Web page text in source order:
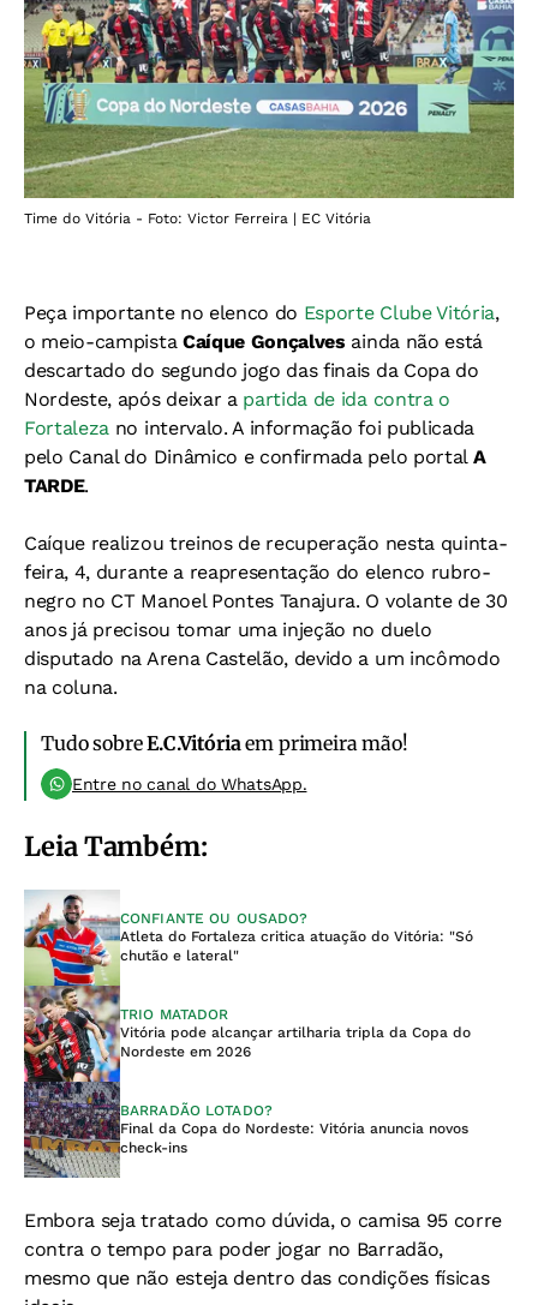
Time do Vitória - Foto: Victor Ferreira | EC Vitória
Peça importante no elenco do Esporte Clube Vitória,
o meio-campista Caíque Gonçalves ainda não está
descartado do segundo jogo das finais da Copa do
Nordeste, após deixar a partida de ida contra o
Fortaleza no intervalo. A informação foi publicada
pelo Canal do Dinâmico e confirmada pelo portal A
TARDE.
Caíque realizou treinos de recuperação nesta quinta-
feira, 4, durante a reapresentação do elenco rubro-
negro no CT Manoel Pontes Tanajura. O volante de 30
anos já precisou tomar uma injeção no duelo
disputado na Arena Castelão, devido a um incômodo
na coluna.
Tudo sobreE.C.Vitóriaem primeira mão!
Entre no canal do WhatsApp.
Leia Também:
CONFIANTE OU OUSADO?
Atleta do Fortaleza critica atuação do Vitória: "Só
chutão e lateral"
TRIO MATADOR
Vitória pode alcançar artilharia tripla da Copa do
Nordeste em 2026
BARRADÃO LOTADO?
Final da Copa do Nordeste: Vitória anuncia novos
check-ins
Embora seja tratado como dúvida, o camisa 95 corre
contra o tempo para poder jogar no Barradão,
mesmo que não esteja dentro das condições físicas